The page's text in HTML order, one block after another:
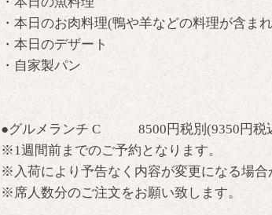
・本日のお肉料理(鴨や羊などの料理が含ま
・本日のデザート
・自家製パン
●グルメランチ C 8500円税別(9350円税
※1週間前までのご予約となります。
※入荷により予告なく内容が変更になる場合
※席人数分のご注文をお願い致します。